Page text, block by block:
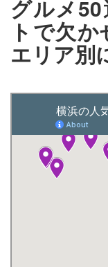
グルメ
トで欠
エリア別